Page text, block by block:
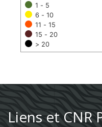
1 - 5
6 - 10
11 - 15
15 - 20
> 20
Liens et CNR